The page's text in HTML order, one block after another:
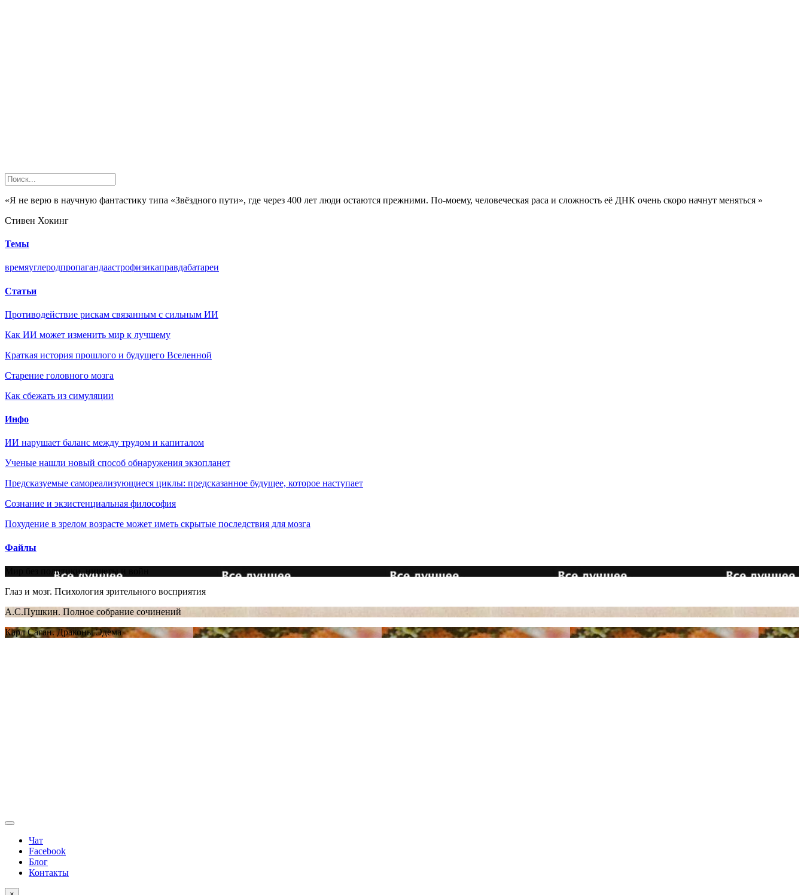
«Я не верю в научную фантастику типа «Звёздного пути», где через 400 лет люди остаются прежними. По-моему, человеческая раса и сложность её ДНК очень скоро начнут меняться »
Стивен Хокинг
Темы
времяуглеродпропагандаастрофизикаправдабатареи
Статьи
Противодействие рискам связанным с сильным ИИ
Как ИИ может изменить мир к лучшему
Краткая история прошлого и будущего Вселенной
Старение головного мозга
Как сбежать из симуляции
Инфо
ИИ нарушает баланс между трудом и капиталом
Ученые нашли новый способ обнаружения экзопланет
Предсказуемые самореализующиеся циклы: предсказанное будущее, которое наступает
Сознание и экзистенциальная философия
Похудение в зрелом возрасте может иметь скрытые последствия для мозга
Файлы
Мир без политики, нищеты и войн
Глаз и мозг. Психология зрительного восприятия
А.С.Пушкин. Полное собрание сочинений
Карл Саган. Драконы Эдема
Чат
Facebook
Блог
Контакты